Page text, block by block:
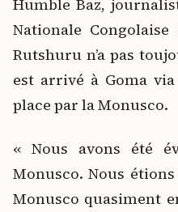
Humble Baz,
Nationale Congolaise
Rutshuru n’a pas
est arrivé à Goma
place par la Monusco.
« Nous avons été
Monusco. Nous étions
Monusco quasiment